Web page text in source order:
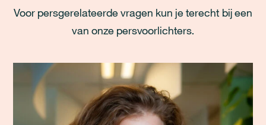
Voor persgerelateerde vragen kun je terecht bij een
van onze persvoorlichters.